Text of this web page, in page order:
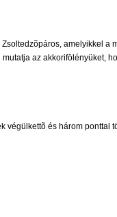
amelyikkel a
az akkorifölényüket,
végülkettõ és három ponttal